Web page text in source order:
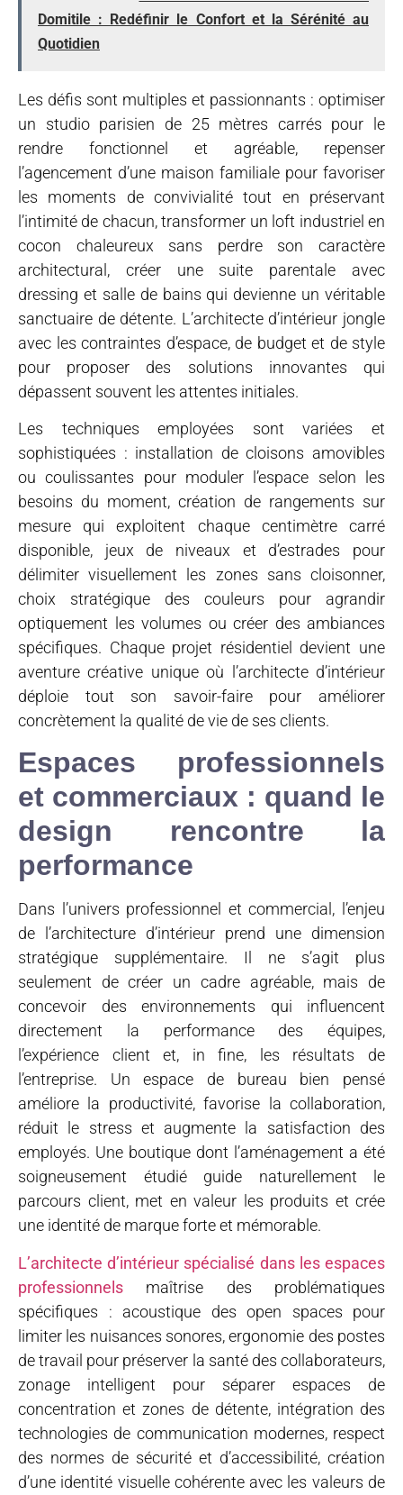
Domitile : Redéfinir le Confort et la Sérénité au
Quotidien
Les défis sont multiples et passionnants : optimiser
un studio parisien de 25 mètres carrés pour le
rendre fonctionnel et agréable, repenser
l’agencement d’une maison familiale pour favoriser
les moments de convivialité tout en préservant
l’intimité de chacun, transformer un loft industriel en
cocon chaleureux sans perdre son caractère
architectural, créer une suite parentale avec
dressing et salle de bains qui devienne un véritable
sanctuaire de détente. L’architecte d’intérieur jongle
avec les contraintes d’espace, de budget et de style
pour proposer des solutions innovantes qui
dépassent souvent les attentes initiales.
Les techniques employées sont variées et
sophistiquées : installation de cloisons amovibles
ou coulissantes pour moduler l’espace selon les
besoins du moment, création de rangements sur
mesure qui exploitent chaque centimètre carré
disponible, jeux de niveaux et d’estrades pour
délimiter visuellement les zones sans cloisonner,
choix stratégique des couleurs pour agrandir
optiquement les volumes ou créer des ambiances
spécifiques. Chaque projet résidentiel devient une
aventure créative unique où l’architecte d’intérieur
déploie tout son savoir-faire pour améliorer
concrètement la qualité de vie de ses clients.
Espaces professionnels
et commerciaux : quand le
design rencontre la
performance
Dans l’univers professionnel et commercial, l’enjeu
de l’architecture d’intérieur prend une dimension
stratégique supplémentaire. Il ne s’agit plus
seulement de créer un cadre agréable, mais de
concevoir des environnements qui influencent
directement la performance des équipes,
l’expérience client et, in fine, les résultats de
l’entreprise. Un espace de bureau bien pensé
améliore la productivité, favorise la collaboration,
réduit le stress et augmente la satisfaction des
employés. Une boutique dont l’aménagement a été
soigneusement étudié guide naturellement le
parcours client, met en valeur les produits et crée
une identité de marque forte et mémorable.
L’architecte d’intérieur spécialisé dans les espaces
professionnels maîtrise des problématiques
spécifiques : acoustique des open spaces pour
limiter les nuisances sonores, ergonomie des postes
de travail pour préserver la santé des collaborateurs,
zonage intelligent pour séparer espaces de
concentration et zones de détente, intégration des
technologies de communication modernes, respect
des normes de sécurité et d’accessibilité, création
d’une identité visuelle cohérente avec les valeurs de